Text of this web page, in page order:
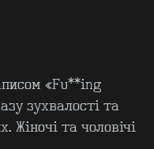
«Fu**ing
зухвалості та
Жіночі та чоловічі